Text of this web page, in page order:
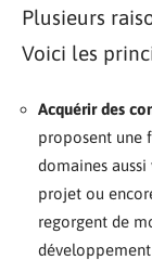
Plusieurs
Voici les
Acquérir des
proposent une
domaines
projet ou
regorgent de